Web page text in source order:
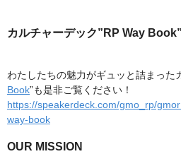
カルチャーデック”RP Way Book”
わたしたちの魅力がギュッと詰まった
Book”も是非ご覧ください！
https://speakerdeck.com/gmo_rp/
way-book
OUR MISSION